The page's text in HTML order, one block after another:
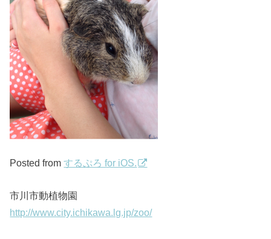
Posted fromするぷろ for iOS.
市川市動植物園
http://www.city.ichikawa.lg.jp/zoo/